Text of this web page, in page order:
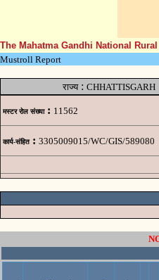
The Mahatma Gandhi National
Mustroll Report
राज्य: CHHATTISGARH
मस्टर रोल संख्या : 11562
कार्य-संहित : 3305009015/WC/GIS/589080